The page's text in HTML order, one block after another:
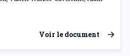
Voir le document